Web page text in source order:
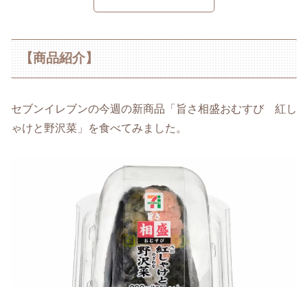
【商品紹介】
セブンイレブンの今週の新商品「旨さ相盛おむすび 紅し
ゃけと野沢菜」を食べてみました。